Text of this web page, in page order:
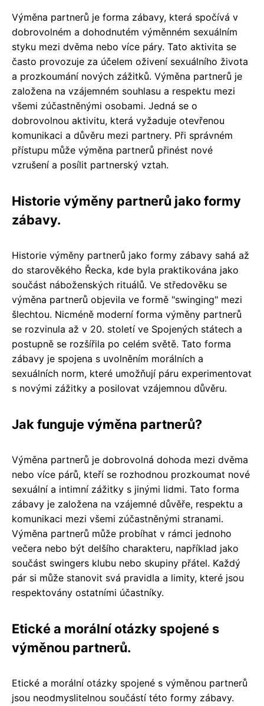
Výměna partnerů je forma zábavy, která spočívá v
dobrovolném a dohodnutém výměnném sexuálním
styku mezi dvěma nebo více páry. Tato aktivita se
často provozuje za účelem oživení sexuálního života
a prozkoumání nových zážitků. Výměna partnerů je
založena na vzájemném souhlasu a respektu mezi
všemi zúčastněnými osobami. Jedná se o
dobrovolnou aktivitu, která vyžaduje otevřenou
komunikaci a důvěru mezi partnery. Při správném
přístupu může výměna partnerů přinést nové
vzrušení a posílit partnerský vztah.
Historie výměny partnerů jako formy
zábavy.
Historie výměny partnerů jako formy zábavy sahá až
do starověkého Řecka, kde byla praktikována jako
součást náboženských rituálů. Ve středověku se
výměna partnerů objevila ve formě "swinging" mezi
šlechtou. Nicméně moderní forma výměny partnerů
se rozvinula až v 20. století ve Spojených státech a
postupně se rozšířila po celém světě. Tato forma
zábavy je spojena s uvolněním morálních a
sexuálních norm, které umožňují páru experimentovat
s novými zážitky a posilovat vzájemnou důvěru.
Jak funguje výměna partnerů?
Výměna partnerů je dobrovolná dohoda mezi dvěma
nebo více párů, kteří se rozhodnou prozkoumat nové
sexuální a intimní zážitky s jinými lidmi. Tato forma
zábavy je založena na vzájemné důvěře, respektu a
komunikaci mezi všemi zúčastněnými stranami.
Výměna partnerů může probíhat v rámci jednoho
večera nebo být delšího charakteru, například jako
součást swingers klubu nebo skupiny přátel. Každý
pár si může stanovit svá pravidla a limity, které jsou
respektovány ostatními účastníky.
Etické a morální otázky spojené s
výměnou partnerů.
Etické a morální otázky spojené s výměnou partnerů
jsou neodmyslitelnou součástí této formy zábavy.